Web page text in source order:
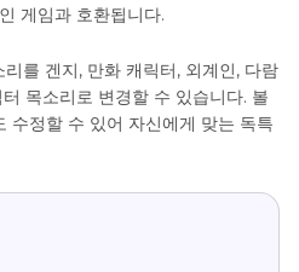
게임과 호환됩니다.
를 겐지, 만화 캐릭터, 외계인, 다람
목소리로 변경할 수 있습니다. 볼
수정할 수 있어 자신에게 맞는 독특